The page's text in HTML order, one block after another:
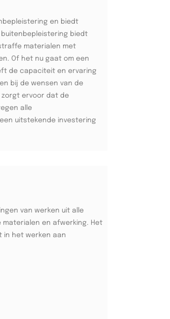
en biedt
buitenbepleistering biedt
materialen met
Of het nu gaat om een
de capaciteit en ervaring
bij de wensen van de
zorgt ervoor dat de
alle
uitstekende investering
van werken uit alle
en afwerking. Het
in het werken aan